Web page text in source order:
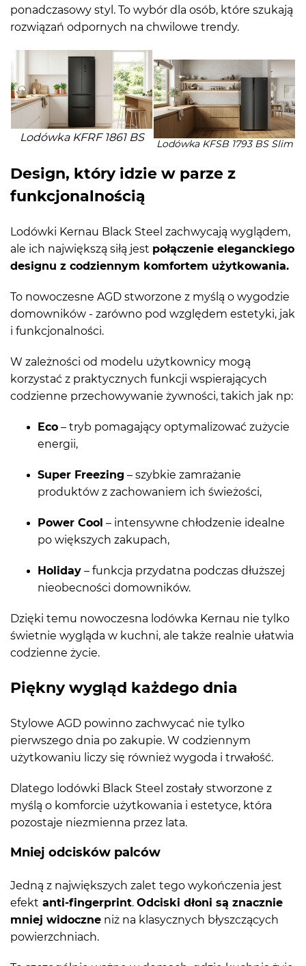
ponadczasowy styl. To wybór dla osób, które szukają
rozwiązań odpornych na chwilowe trendy.
Lodówka KFRF 1861 BS Lodówka KFSB 1793 BS Slim
Design, który idzie w parze z
funkcjonalnością
Lodówki Kernau Black Steel zachwycają wyglądem,
ale ich największą siłą jest połączenie eleganckiego
designu z codziennym komfortem użytkowania.
To nowoczesne AGD stworzone z myślą o wygodzie
domowników - zarówno pod względem estetyki, jak
i funkcjonalności.
W zależności od modelu użytkownicy mogą
korzystać z praktycznych funkcji wspierających
codzienne przechowywanie żywności, takich jak np:
Eco – tryb pomagający optymalizować zużycie
energii,
Super Freezing – szybkie zamrażanie
produktów z zachowaniem ich świeżości,
Power Cool – intensywne chłodzenie idealne
po większych zakupach,
Holiday – funkcja przydatna podczas dłuższej
nieobecności domowników.
Dzięki temu nowoczesna lodówka Kernau nie tylko
świetnie wygląda w kuchni, ale także realnie ułatwia
codzienne życie.
Piękny wygląd każdego dnia
Stylowe AGD powinno zachwycać nie tylko
pierwszego dnia po zakupie. W codziennym
użytkowaniu liczy się również wygoda i trwałość.
Dlatego lodówki Black Steel zostały stworzone z
myślą o komforcie użytkowania i estetyce, która
pozostaje niezmienna przez lata.
Mniej odcisków palców
Jedną z największych zalet tego wykończenia jest
efekt anti-fingerprint. Odciski dłoni są znacznie
mniej widoczne niż na klasycznych błyszczących
powierzchniach.